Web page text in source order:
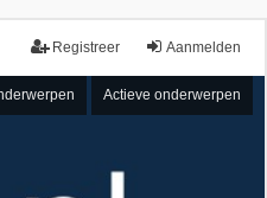
Aanmelden
Registreer
Actieve onderwerpen